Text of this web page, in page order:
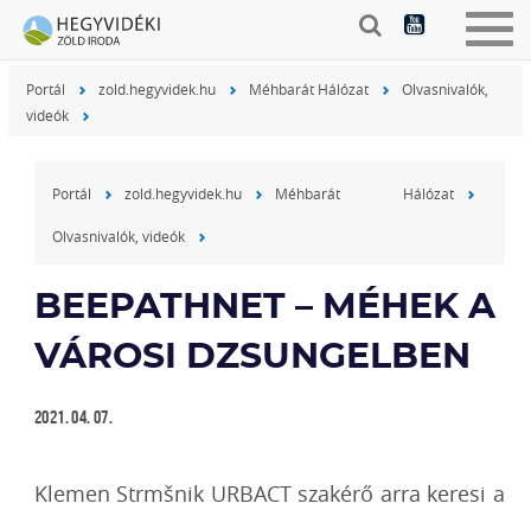
Portál zold.hegyvidek.hu Méhbarát Hálózat
Olvasnivalók,
videók
Portál zold.hegyvidek.hu Méhbarát Hálózat
Olvasnivalók, videók
BEEPATHNET – MÉHEK A
VÁROSI DZSUNGELBEN
2021. 04. 07.
Klemen Strmšnik URBACT szakérő arra keresi a